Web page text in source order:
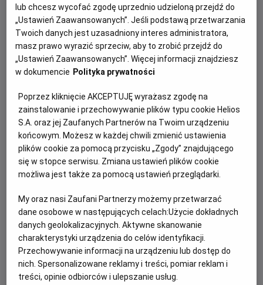
Psi Patrol i dinozaury - nie przegap!
Dołącz do dzielnych bohaterów Psiego Patrolu w ich
największej misji ratunkowej w historii.
Czytaj więcej
Każde miasto ma swojego Spider-Mana –
KONKURS!
lub chcesz wycofać zgodę uprzednio udzieloną przejdź do
„Ustawień Zaawansowanych”. Jeśli podstawą przetwarzania
Twoich danych jest uzasadniony interes administratora,
masz prawo wyrazić sprzeciw, aby to zrobić przejdź do
„Ustawień Zaawansowanych”. Więcej informacji znajdziesz
w dokumencie Polityka prywatności
Poprzez kliknięcie AKCEPTUJĘ wyrażasz zgodę na
zainstalowanie i przechowywanie plików typu cookie Helios
S.A. oraz jej Zaufanych Partnerów na Twoim urządzeniu
końcowym. Możesz w każdej chwili zmienić ustawienia
plików cookie za pomocą przycisku „Zgody” znajdującego
się w stopce serwisu. Zmiana ustawień plików cookie
możliwa jest także za pomocą ustawień przeglądarki.
My oraz nasi Zaufani Partnerzy możemy przetwarzać
dane osobowe w następujących celach:Użycie dokładnych
danych geolokalizacyjnych. Aktywne skanowanie
charakterystyki urządzenia do celów identyfikacji.
Przechowywanie informacji na urządzeniu lub dostęp do
nich. Spersonalizowane reklamy i treści, pomiar reklam i
treści, opinie odbiorców i ulepszanie usług.